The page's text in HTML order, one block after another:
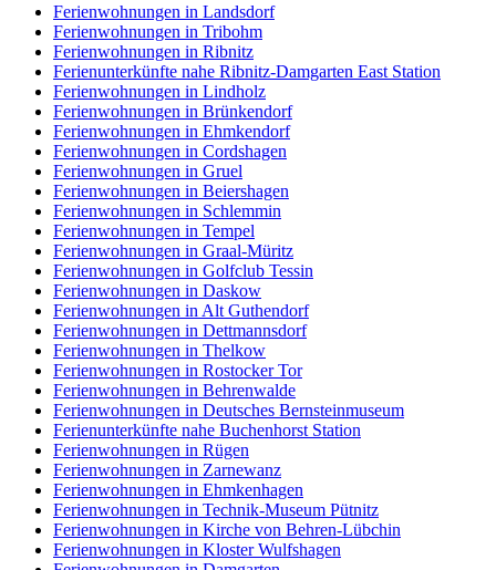
Ferienwohnungen in Landsdorf
Ferienwohnungen in Tribohm
Ferienwohnungen in Ribnitz
Ferienunterkünfte nahe Ribnitz-Damgarten East Station
Ferienwohnungen in Lindholz
Ferienwohnungen in Brünkendorf
Ferienwohnungen in Ehmkendorf
Ferienwohnungen in Cordshagen
Ferienwohnungen in Gruel
Ferienwohnungen in Beiershagen
Ferienwohnungen in Schlemmin
Ferienwohnungen in Tempel
Ferienwohnungen in Graal-Müritz
Ferienwohnungen in Golfclub Tessin
Ferienwohnungen in Daskow
Ferienwohnungen in Alt Guthendorf
Ferienwohnungen in Dettmannsdorf
Ferienwohnungen in Thelkow
Ferienwohnungen in Rostocker Tor
Ferienwohnungen in Behrenwalde
Ferienwohnungen in Deutsches Bernsteinmuseum
Ferienunterkünfte nahe Buchenhorst Station
Ferienwohnungen in Rügen
Ferienwohnungen in Zarnewanz
Ferienwohnungen in Ehmkenhagen
Ferienwohnungen in Technik-Museum Pütnitz
Ferienwohnungen in Kirche von Behren-Lübchin
Ferienwohnungen in Kloster Wulfshagen